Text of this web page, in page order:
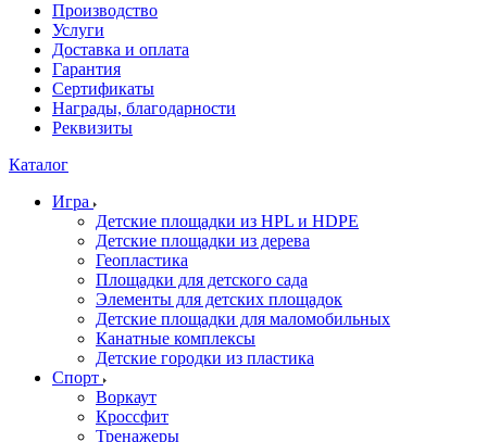
Производство
Услуги
Доставка и оплата
Гарантия
Сертификаты
Награды, благодарности
Реквизиты
Каталог
Игра
Детские площадки из HPL и HDPE
Детские площадки из дерева
Геопластика
Площадки для детского сада
Элементы для детских площадок
Детские площадки для маломобильных
Канатные комплексы
Детские городки из пластика
Спорт
Воркаут
Кроссфит
Тренажеры